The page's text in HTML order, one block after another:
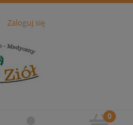
Zaloguj się